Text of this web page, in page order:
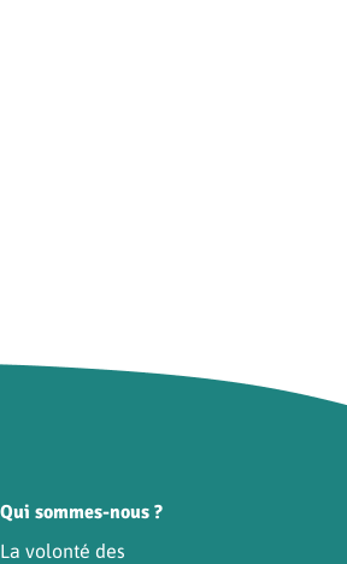
Qui sommes-nous ?
La volonté des